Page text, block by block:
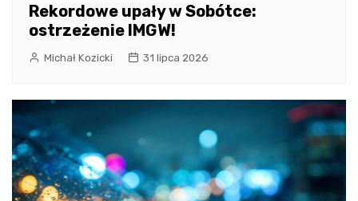
Rekordowe upały w Sobótce:
ostrzeżenie IMGW!
Michał Kozicki 31 lipca 2026